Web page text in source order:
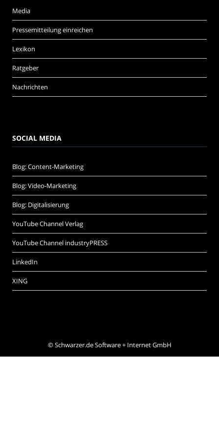
Media
Pressemitteilung einreichen
Lexikon
Ratgeber
Nachrichten
SOCIAL MEDIA
Blog: Content-Marketing
Blog: Video-Marketing
Blog: Digitalisierung
YouTube Channel Verlag
YouTube Channel industryPRESS
LinkedIn
XING
©Schwarzer.de Software + Internet GmbH